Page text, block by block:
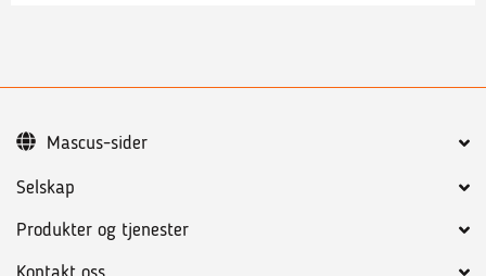
Selskap
Produkter og tjenester
Mascus-sider